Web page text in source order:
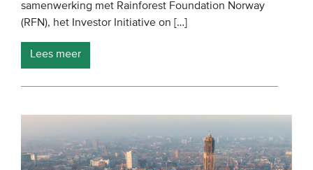
samenwerking met Rainforest Foundation Norway
(RFN), het Investor Initiative on […]
Lees meer